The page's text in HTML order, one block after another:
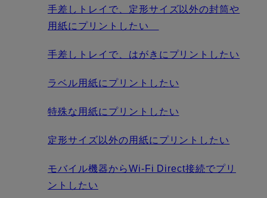
手差しトレイで、定形サイズ以外の封筒や
用紙にプリントしたい
手差しトレイで、はがきにプリントしたい
ラベル用紙にプリントしたい
特殊な用紙にプリントしたい
定形サイズ以外の用紙にプリントしたい
モバイル機器からWi-Fi Direct接続でプリ
ントしたい